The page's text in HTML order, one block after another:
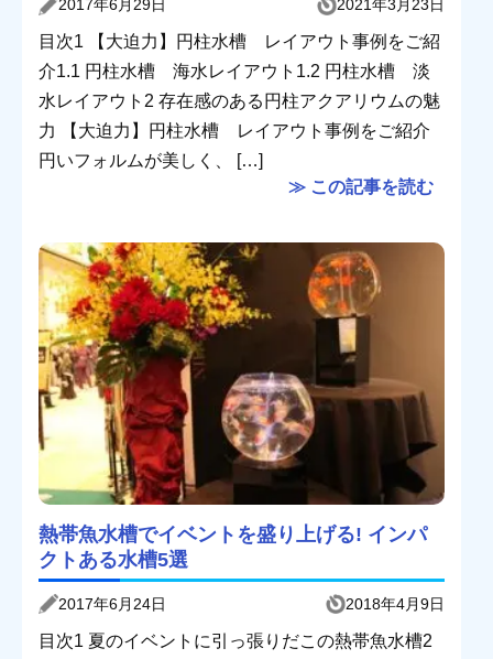
2017年6月29日 2021年3月23日
目次1 【大迫力】円柱水槽 レイアウト事例をご紹
介1.1 円柱水槽 海水レイアウト1.2 円柱水槽 淡
水レイアウト2 存在感のある円柱アクアリウムの魅
力 【大迫力】円柱水槽 レイアウト事例をご紹介
円いフォルムが美しく、 […]
≫ この記事を読む
熱帯魚水槽でイベントを盛り上げる! インパ
クトある水槽5選
2017年6月24日 2018年4月9日
目次1 夏のイベントに引っ張りだこの熱帯魚水槽2